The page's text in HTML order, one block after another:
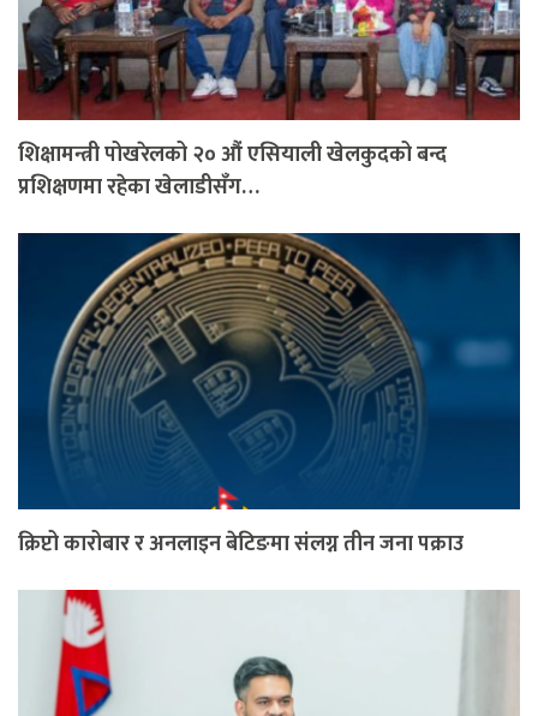
शिक्षामन्त्री पोखरेलको २० औं एसियाली खेलकुदको बन्द
प्रशिक्षणमा रहेका खेलाडीसँग…
क्रिप्टो कारोबार र अनलाइन बेटिङमा संलग्न तीन जना पक्राउ